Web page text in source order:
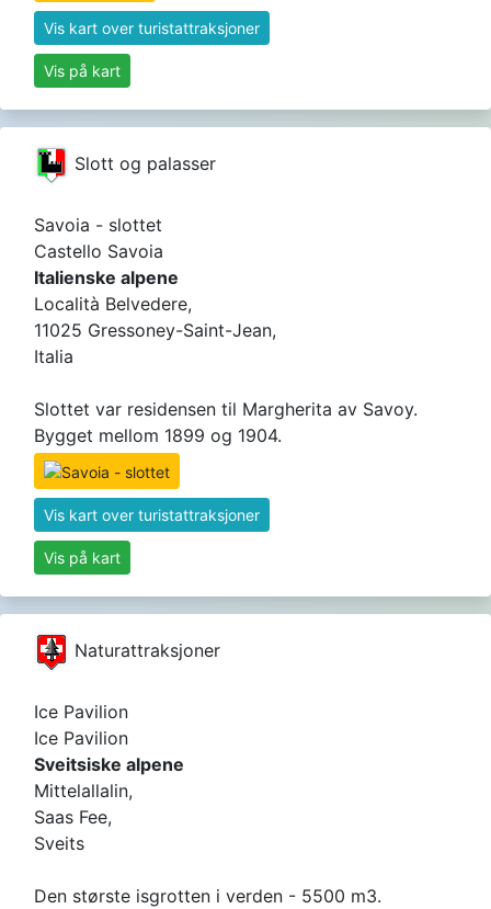
Vis kart over turistattraksjoner
Vis på kart
Slott og palasser
Savoia - slottet
Castello Savoia
Italienske alpene
Località Belvedere,
11025 Gressoney-Saint-Jean,
Italia
Slottet var residensen til Margherita av Savoy.
Bygget mellom 1899 og 1904.
Vis kart over turistattraksjoner
Vis på kart
Naturattraksjoner
Ice Pavilion
Ice Pavilion
Sveitsiske alpene
Mittelallalin,
Saas Fee,
Sveits
Den største isgrotten i verden - 5500 m3.